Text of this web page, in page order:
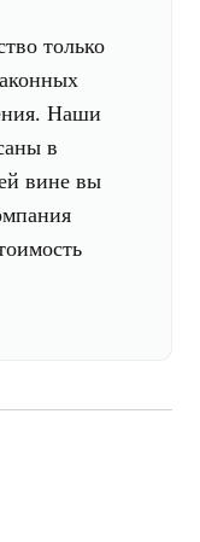
только
Наши
в
вине вы